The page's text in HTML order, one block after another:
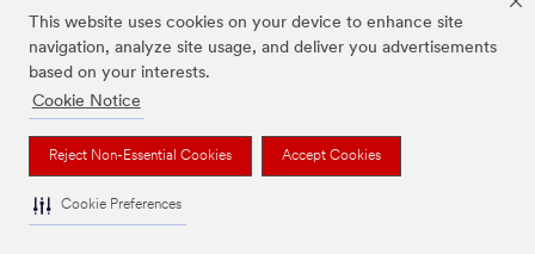
This website uses cookies on your device to enhance site
navigation, analyze site usage, and deliver you advertisements
based on your interests.
Cookie Notice
Reject Non-Essential Cookies Accept Cookies
Cookie Preferences